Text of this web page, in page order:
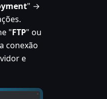
" →
"FTP" ou
conexão
e